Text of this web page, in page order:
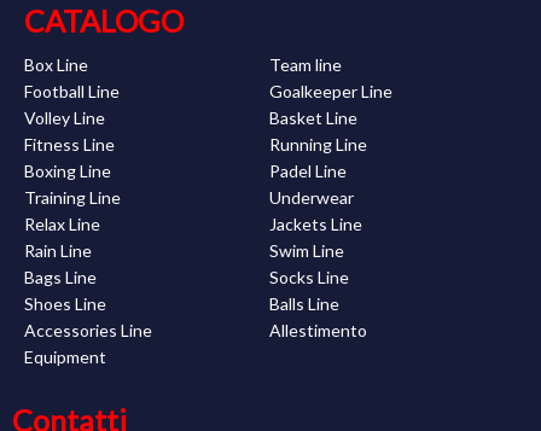
CATALOGO
Box Line
Team line
Football Line
Goalkeeper Line
Volley Line
Basket Line
Fitness Line
Running Line
Boxing Line
Padel Line
Training Line
Underwear
Relax Line
Jackets Line
Rain Line
Swim Line
Bags Line
Socks Line
Shoes Line
Balls Line
Accessories Line
Allestimento
Equipment
Contatti